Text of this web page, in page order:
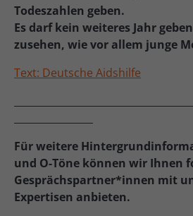
Todeszahlen geben.
Es darf kein weiteres Jahr
zusehen, wie vor allem junge
Text: Deutsche Aidshilfe
Für weitere
und O-Töne können wir Ihnen
Gesprächspartner*innen mit
Expertisen anbieten.